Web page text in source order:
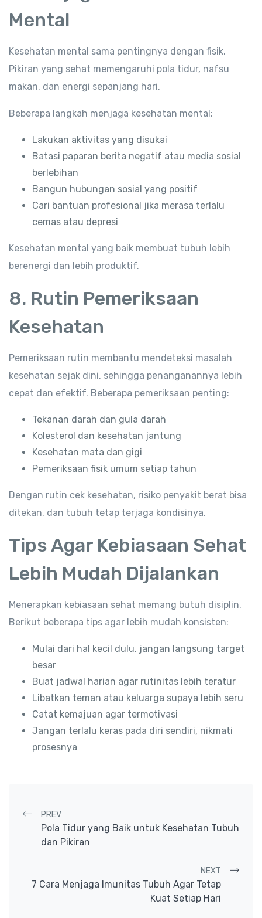
Mental
Kesehatan mental sama pentingnya dengan fisik.
Pikiran yang sehat memengaruhi pola tidur, nafsu
makan, dan energi sepanjang hari.
Beberapa langkah menjaga kesehatan mental:
Lakukan aktivitas yang disukai
Batasi paparan berita negatif atau media sosial
berlebihan
Bangun hubungan sosial yang positif
Cari bantuan profesional jika merasa terlalu
cemas atau depresi
Kesehatan mental yang baik membuat tubuh lebih
berenergi dan lebih produktif.
8. Rutin Pemeriksaan
Kesehatan
Pemeriksaan rutin membantu mendeteksi masalah
kesehatan sejak dini, sehingga penanganannya lebih
cepat dan efektif. Beberapa pemeriksaan penting:
Tekanan darah dan gula darah
Kolesterol dan kesehatan jantung
Kesehatan mata dan gigi
Pemeriksaan fisik umum setiap tahun
Dengan rutin cek kesehatan, risiko penyakit berat bisa
ditekan, dan tubuh tetap terjaga kondisinya.
Tips Agar Kebiasaan Sehat
Lebih Mudah Dijalankan
Menerapkan kebiasaan sehat memang butuh disiplin.
Berikut beberapa tips agar lebih mudah konsisten:
Mulai dari hal kecil dulu, jangan langsung target
besar
Buat jadwal harian agar rutinitas lebih teratur
Libatkan teman atau keluarga supaya lebih seru
Catat kemajuan agar termotivasi
Jangan terlalu keras pada diri sendiri, nikmati
prosesnya
Post navigation
PREV
Pola Tidur yang Baik untuk Kesehatan Tubuh
dan Pikiran
NEXT
7 Cara Menjaga Imunitas Tubuh Agar Tetap
Kuat Setiap Hari